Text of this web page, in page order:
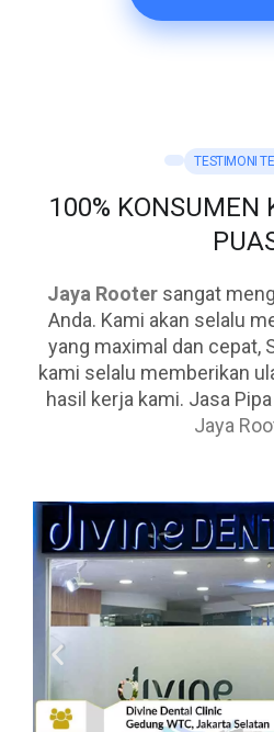
TESTIMONI
100% KONSUMEN
Jaya Rooter sangat
Anda. Kami akan selalu
yang maximal dan cepat,
kami selalu memberikan
hasil kerja kami. Jasa
Jaya